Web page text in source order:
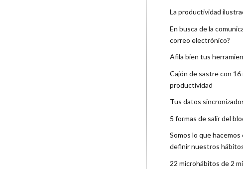
La productividad
En busca de la
correo electrónico?
Afila bien tus
Cajón de sastre con
productividad
Tus datos
5 formas de salir del
Somos lo que hacemos
definir nuestros
22 microhábitos de 2